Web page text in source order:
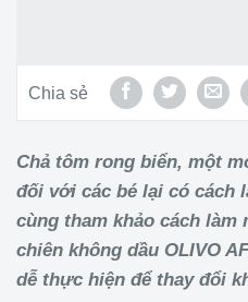
Chia sẻ
Chả tôm rong biển, một
đối với các bé lại có cách
cùng tham khảo cách làm
chiên không dầu OLIVO
dễ thực hiện để thay đổi